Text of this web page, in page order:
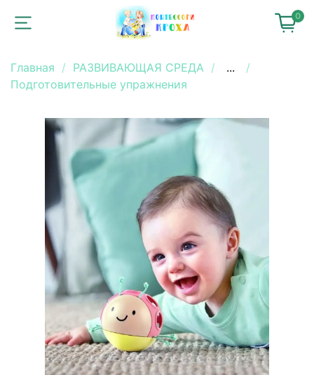
0
Главная РАЗВИВАЮЩАЯ СРЕДА
...
Подготовительные упражнения